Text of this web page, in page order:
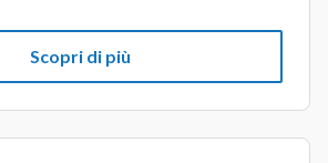
Scopri di più